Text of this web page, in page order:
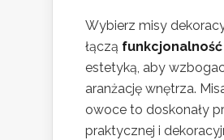
Wybierz misy
łączą funkcjonalność
estetyką, aby
aranżację wnętrza.
owoce to doskonały
praktycznej i